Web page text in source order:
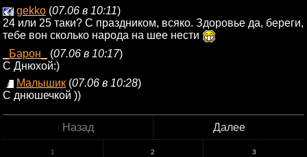
gekko (07.06 в 10:11)
24 или 25 таки? С праздником, всяко. Здоровье да, береги,
тебе вон сколько народа на шее нести
_Барон_
(07.06 в 10:17)
С Днюхой:)
Малышик (07.06 в 10:28)
С днюшечкой ))
Назад Далее
1 2 3